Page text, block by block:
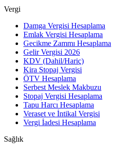
Vergi
Damga Vergisi Hesaplama
Emlak Vergisi Hesaplama
Gecikme Zammı Hesaplama
Gelir Vergisi 2026
KDV (Dahil/Hariç)
Kira Stopaj Vergisi
ÖTV Hesaplama
Serbest Meslek Makbuzu
Stopaj Vergisi Hesaplama
Tapu Harcı Hesaplama
Veraset ve İntikal Vergisi
Vergi İadesi Hesaplama
Sağlık